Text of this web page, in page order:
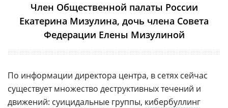
Член Общественной палаты России
Екатерина Мизулина, дочь члена Совета
Федерации Елены Мизулиной
По информации директора центра, в сетях сейчас
существует множество деструктивных течений и
движений: суицидальные группы, кибербуллинг